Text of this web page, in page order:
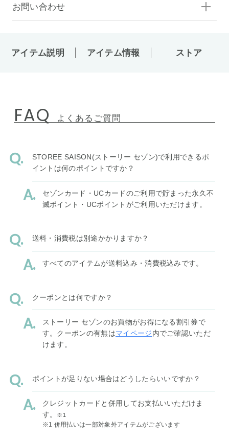
お問い合わせ
アイテム説明 アイテム情報 ストア
FAQ よくあるご質問
STOREE SAISON(ストーリー セゾン)で利用できるポ
イントは何のポイントですか？
セゾンカード・UCカードのご利用で貯まった永久不
滅ポイント・UCポイントがご利用いただけます。
送料・消費税は別途かかりますか？
すべてのアイテムが送料込み・消費税込みです。
クーポンとは何ですか？
ストーリー セゾンのお買物がお得になる割引券で
す。クーポンの有無はマイページ内でご確認いただ
けます。
ポイントが足りない場合はどうしたらいいですか？
クレジットカードと併用してお支払いいただけま
す。
※1
※1 併用払いは一部対象外アイテムがございます